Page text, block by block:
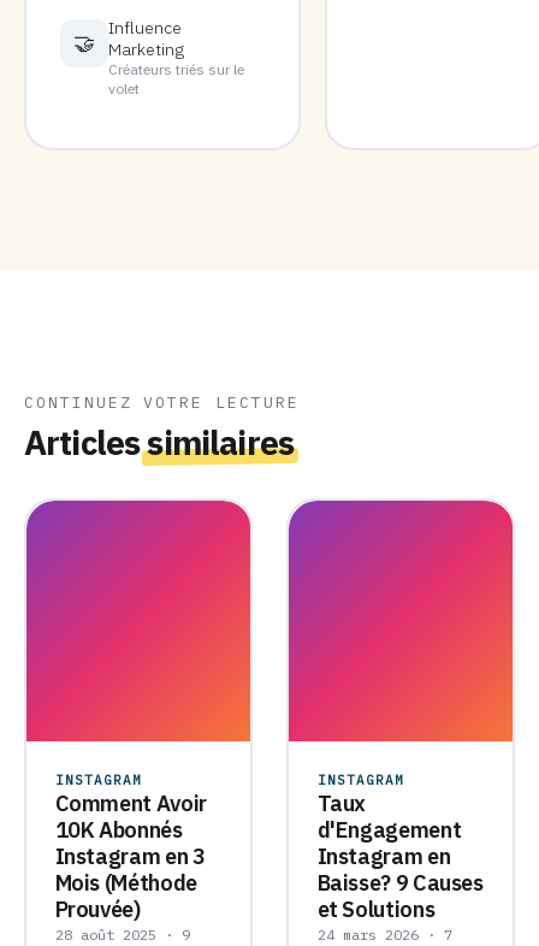
🤝
Influence
Marketing
Créateurs triés sur le
volet
CONTINUEZ VOTRE LECTURE
Articlessimilaires
INSTAGRAM
Comment Avoir
10K Abonnés
Instagram en 3
Mois (Méthode
Prouvée)
28 août 2025 · 9
INSTAGRAM
Taux
d'Engagement
Instagram en
Baisse? 9 Causes
et Solutions
24 mars 2026 · 7